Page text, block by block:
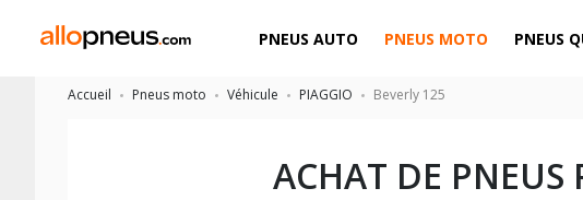
PNEUS AUTO PNEUS MOTO PNEUS
Accueil Pneus moto Véhicule PIAGGIO Beverly 125
ACHAT DE PNEUS